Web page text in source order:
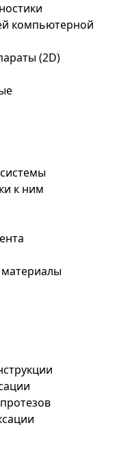
компьютерной
(2D)
к ним
материалы